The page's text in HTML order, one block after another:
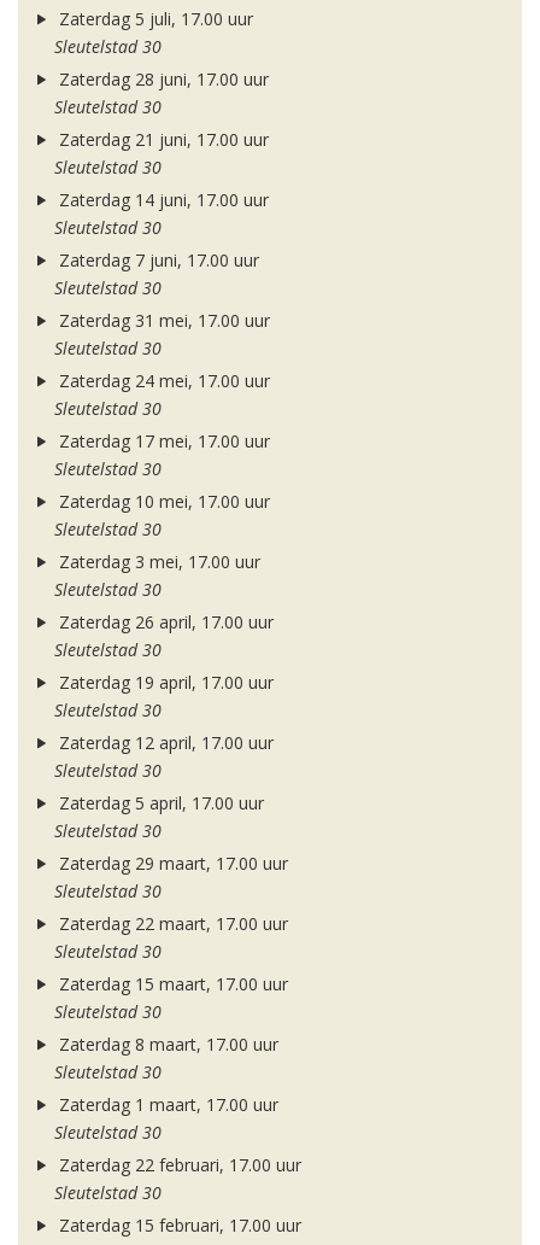
Zaterdag 5 juli, 17.00 uur
Sleutelstad 30
Zaterdag 28 juni, 17.00 uur
Sleutelstad 30
Zaterdag 21 juni, 17.00 uur
Sleutelstad 30
Zaterdag 14 juni, 17.00 uur
Sleutelstad 30
Zaterdag 7 juni, 17.00 uur
Sleutelstad 30
Zaterdag 31 mei, 17.00 uur
Sleutelstad 30
Zaterdag 24 mei, 17.00 uur
Sleutelstad 30
Zaterdag 17 mei, 17.00 uur
Sleutelstad 30
Zaterdag 10 mei, 17.00 uur
Sleutelstad 30
Zaterdag 3 mei, 17.00 uur
Sleutelstad 30
Zaterdag 26 april, 17.00 uur
Sleutelstad 30
Zaterdag 19 april, 17.00 uur
Sleutelstad 30
Zaterdag 12 april, 17.00 uur
Sleutelstad 30
Zaterdag 5 april, 17.00 uur
Sleutelstad 30
Zaterdag 29 maart, 17.00 uur
Sleutelstad 30
Zaterdag 22 maart, 17.00 uur
Sleutelstad 30
Zaterdag 15 maart, 17.00 uur
Sleutelstad 30
Zaterdag 8 maart, 17.00 uur
Sleutelstad 30
Zaterdag 1 maart, 17.00 uur
Sleutelstad 30
Zaterdag 22 februari, 17.00 uur
Sleutelstad 30
Zaterdag 15 februari, 17.00 uur